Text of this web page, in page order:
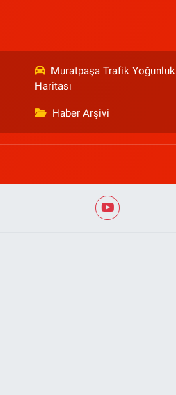
Muratpaşa Trafik Yoğunluk
Haritası
Haber Arşivi